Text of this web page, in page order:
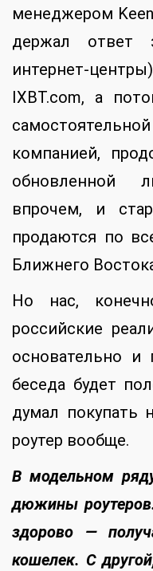
менеджером
держал ответ
интернет-
IXBT.com, а
компанией,
обновленной
впрочем, и
продаются по
Ближнего
Но нас,
российские
основательно и
беседа будет
думал покупать
роутер вообще.
В модельном
дюжины
здорово —
кошелек. С